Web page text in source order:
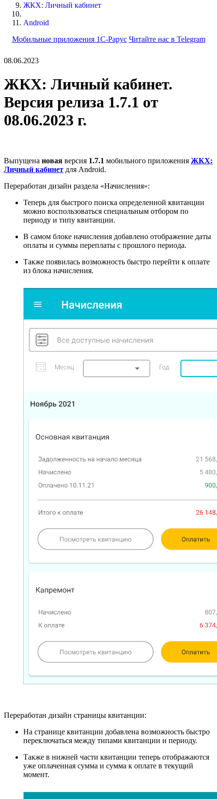
ЖКХ: Личный кабинет
Android
Мобильные приложения 1С-Рарус Читайте нас в Telegram
08.06.2023
ЖКХ: Личный кабинет.
Версия релиза 1.7.1 от
08.06.2023 г.
Выпущена новая версия 1.7.1 мобильного приложения ЖКХ:
Личный кабинет для Аndroid.
Переработан дизайн раздела «Начисления»:
Теперь для быстрого поиска определенной квитанции
можно воспользоваться специальным отбором по
периоду и типу квитанции.
В самом блоке начисления добавлено отображение даты
оплаты и суммы переплаты с прошлого периода.
Также появилась возможность быстро перейти к оплате
из блока начисления.
Переработан дизайн страницы квитанции:
На странице квитанции добавлена возможность быстро
переключаться между типами квитанции и периоду.
Также в нижней части квитанции теперь отображаются
уже оплаченная сумма и сумма к оплате в текущий
момент.